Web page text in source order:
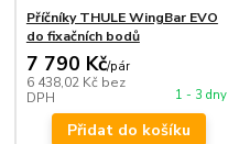
Příčníky THULE WingBar EVO
do fixačních bodů
7 790 Kč/pár
6 438,02 Kč bez
DPH
1 - 3 dny
Přidat do košíku